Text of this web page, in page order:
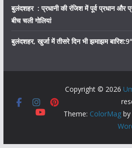
बुलंदशहर : प्रधानी की रंजिश में पूर्व प्रधान और
बीच चली गोलियां
बुलंदशहर, खुर्जा में तीसरे दिन भी झमाझम
Copyright © 2026
Theme: ColorMagby